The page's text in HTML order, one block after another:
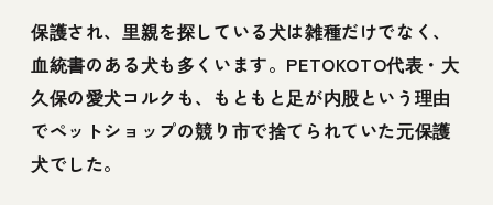
保護され、里親を探している犬は雑種だけでなく、
血統書のある犬も多くいます。PETOKOTO代表・大
久保の愛犬コルクも、もともと足が内股という理由
でペットショップの競り市で捨てられていた元保護
犬でした。